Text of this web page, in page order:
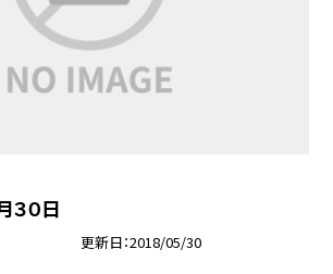
０日
更新日 2018/05/30